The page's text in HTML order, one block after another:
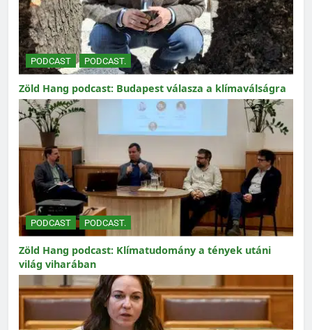
PODCAST PODCAST.
Zöld Hang podcast: Budapest válasza a klímaválságra
PODCAST PODCAST.
Zöld Hang podcast: Klímatudomány a tények utáni
világ viharában